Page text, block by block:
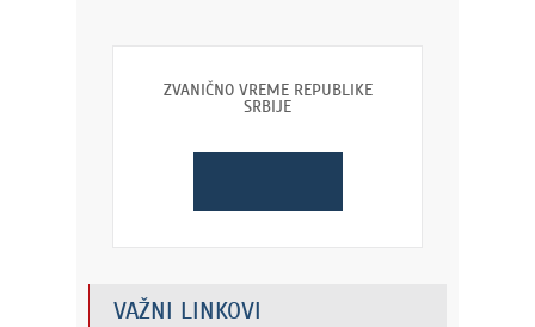
ZVANIČNO VREME REPUBLIKE
SRBIJE
VAŽNI LINKOVI